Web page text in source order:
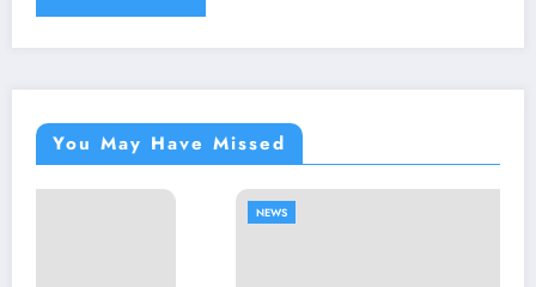
You May Have Missed